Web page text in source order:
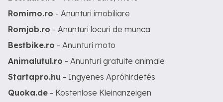
Romimo.ro - Anunturi imobiliare
Romjob.ro - Anunturi locuri de munca
Bestbike.ro - Anunturi moto
Animalutul.ro - Anunturi gratuite animale
Startapro.hu - Ingyenes Apróhirdetés
Quoka.de - Kostenlose Kleinanzeigen